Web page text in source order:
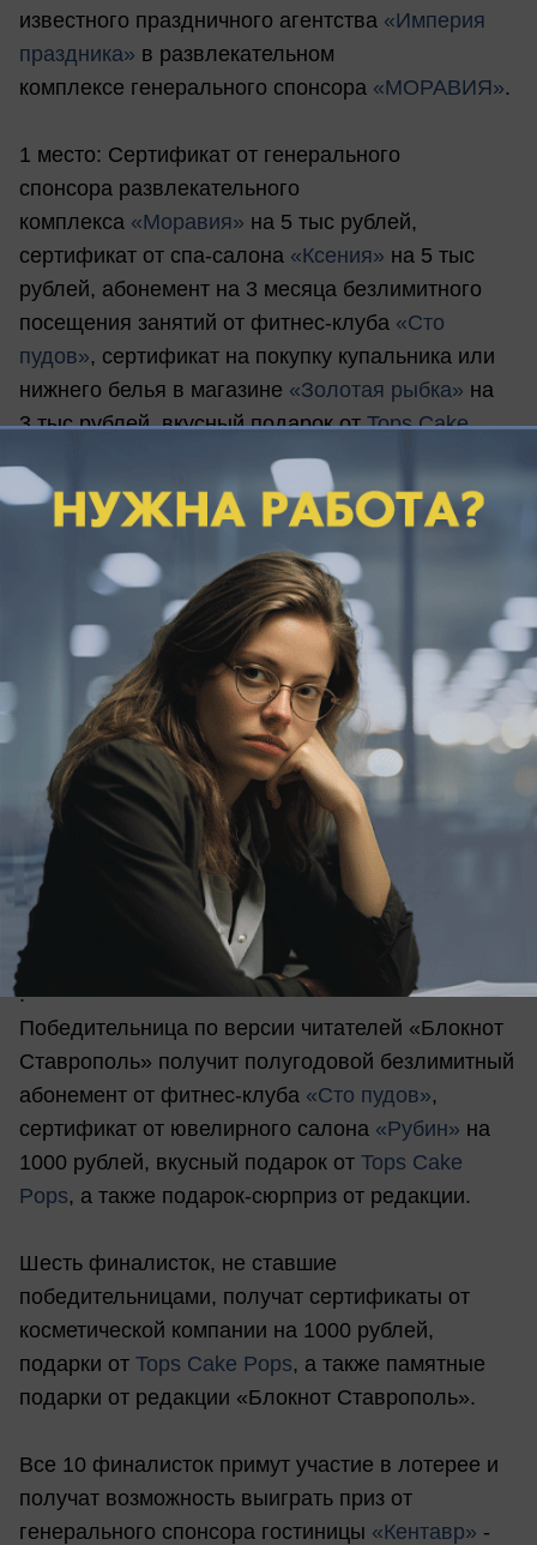
известного праздничного агентства «Империя
праздника» в развлекательном
комплексе генерального спонсора «МОРАВИЯ».
1 место: Сертификат от генерального
спонсора развлекательного
комплекса «Моравия» на 5 тыс рублей,
сертификат от спа-салона «Ксения» на 5 тыс
рублей, абонемент на 3 месяца безлимитного
посещения занятий от фитнес-клуба «Сто
пудов», сертификат на покупку купальника или
нижнего белья в магазине «Золотая рыбка» на
3 тыс рублей, вкусный подарок отTops Cake
2 место: Сертификат от спа-салона«Ксения»
5 тыс рублей, месячный безлимитный абонемент
от фитнес-клуба «Сто пудов», сертификат на
покупку купальника или нижнего белья в
магазине
«Золотая рыбка»на 2 тыс рублей,
отдых на базе
«Голубая волна» на двоих, а
также вкусный подарок отTops Cake Pops
3 место: Сертификат от спа-салона «Ксения»
5 тыс рублей, месячный безлимитный абонемент
от фитнес-клуба
«Сто пудов» , сертификат на
покупку купальника или нижнего белья в
магазине
«Золотая рыбка»
на 2 тыс
рублей, вкусный подарок отTops Cake Pops
.
Победительница по версии читателей «Блокнот
Ставрополь» получит полугодовой безлимитный
абонемент от фитнес-клуба «Сто пудов»,
сертификат от ювелирного салона «Рубин» на
1000 рублей, вкусный подарок от Tops Cake
Pops, а также подарок-сюрприз от редакции.
Шесть финалисток, не ставшие
победительницами, получат сертификаты от
косметической компании на 1000 рублей,
подарки от Tops Cake Pops, а также памятные
подарки от редакции «Блокнот Ставрополь».
Все 10 финалисток примут участие в лотерее и
получат возможность выиграть приз от
генерального спонсора гостиницы «Кентавр» -